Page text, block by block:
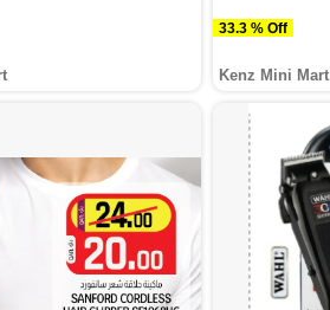
33.3 % Off
Kenz Mini Mart